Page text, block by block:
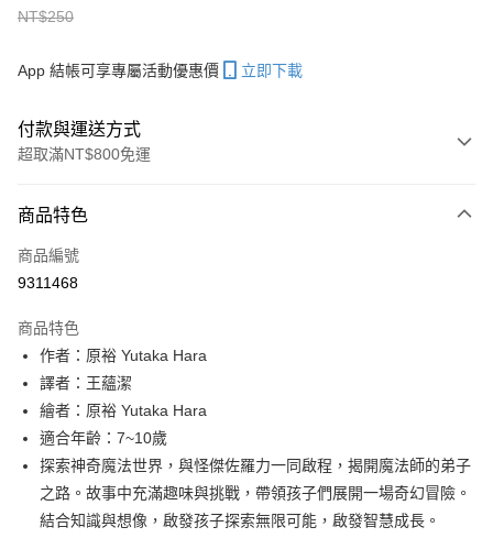
NT$250
App 結帳可享專屬活動優惠價 立即下載
付款與運送方式
超取滿NT$800免運
信用卡一次付款
LINE Pay
大哥付你分期
相關說明
【大哥付你分期使用說明】
1.本服務由台灣大哥大提供，台灣大哥大用戶可立即使用無須另外申請。
2.付款方式選擇「大哥付你分期」，訂單成立後會自動跳轉到大哥付的交易
流程，驗證手機門號後，選擇欲分期的期數、繳款截止日，確認付款後即完
3.實際核准額度、可分期數及費用金額請依後續交易確認頁面所載為準。
4.訂單成立30分鐘內，如未前往確認交易或遇審核未通過，訂單將自動取
AFTEE先享後付
相關說明
【關於「AFTEE先享後付」】
AFTEE先享後付是「在收到商品之後才付款」的支付方式。 讓您購物簡單
便利好安心！
１．簡單：不需註冊會員、不需綁卡、不需儲值。
ATM付款
商品特色
商品編號
9311468
商品特色
作者：原裕 Yutaka Hara
譯者：王蘊潔
繪者：原裕 Yutaka Hara
適合年齡：7~10歲
探索神奇魔法世界，與怪傑佐羅力一同啟程，揭開魔法師的弟子
之路。故事中充滿趣味與挑戰，帶領孩子們展開一場奇幻冒險。
結合知識與想像，啟發孩子探索無限可能，啟發智慧成長。